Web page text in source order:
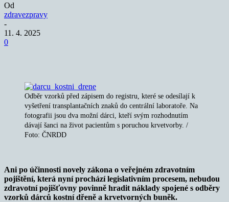
Od
zdravezpravy
-
11. 4. 2025
0
Odběr vzorků před zápisem do registru, které se odesílají k
vyšetření transplantačních znaků do centrální laboratoře. Na
fotografii jsou dva možní dárci, kteří svým rozhodnutím
dávají šanci na život pacientům s poruchou krvetvorby. /
Foto: ČNRDD
Ani po účinnosti novely zákona o veřejném zdravotním
pojištění, která nyní prochází legislativním procesem, nebudou
zdravotní pojišťovny povinně hradit náklady spojené s odběry
vzorků dárců kostní dřeně a krvetvorných buněk.